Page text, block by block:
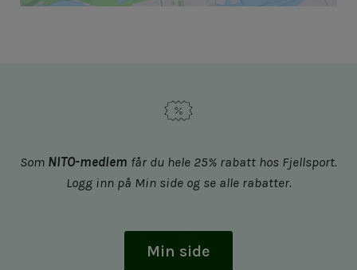
Som NITO-medlem får du hele 25% rabatt hos Fjellsport.
Logg inn på Min side og se alle rabatter.
Min side